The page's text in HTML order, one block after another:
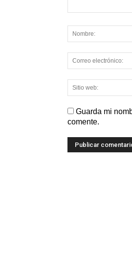
Guarda mi
comente.